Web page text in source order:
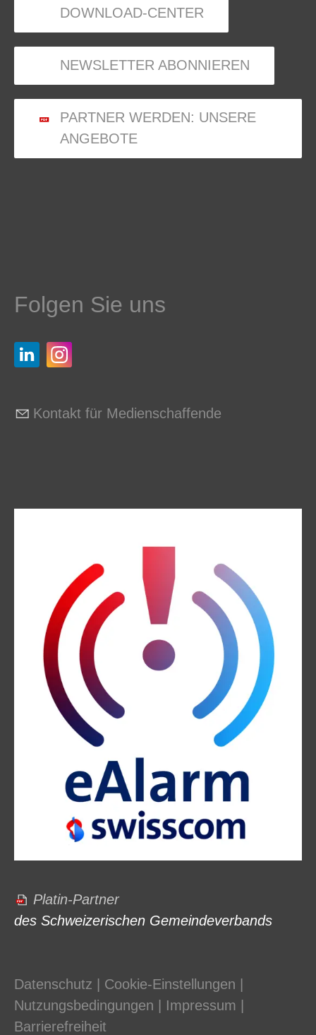
DOWNLOAD-CENTER
NEWSLETTER ABONNIEREN
PARTNER WERDEN: UNSERE
ANGEBOTE
Folgen Sie uns
Kontakt für Medienschaffende
Platin-Partner
des Schweizerischen Gemeindeverbands
Datenschutz Cookie-Einstellungen
Nutzungsbedingungen
Impressum
Barrierefreiheit